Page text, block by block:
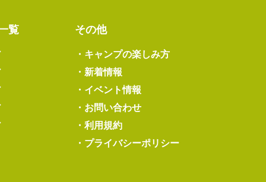
覧 その他
・ キャンプの楽しみ方
・ 新着情報
・ イベント情報
・ お問い合わせ
・ 利用規約
・ プライバシーポリシー